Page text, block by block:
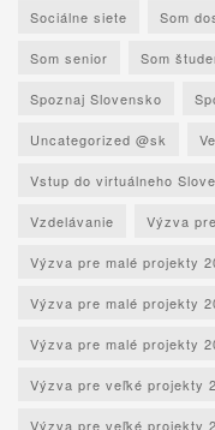
Sociálne siete Som
Som senior Som
Spoznaj Slovensko
Uncategorized @sk
Vstup do virtuálneho
Vzdelávanie Výzva
Výzva pre malé projekty
Výzva pre malé projekty
Výzva pre malé projekty
Výzva pre veľké projekty
Výzva pre veľké projekty